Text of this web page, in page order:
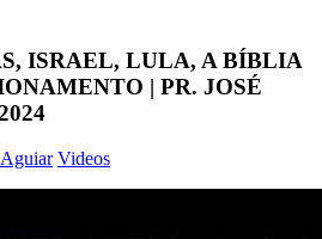
ISRAEL, LULA, A BÍBLIA
| PR. JOSÉ
Videos